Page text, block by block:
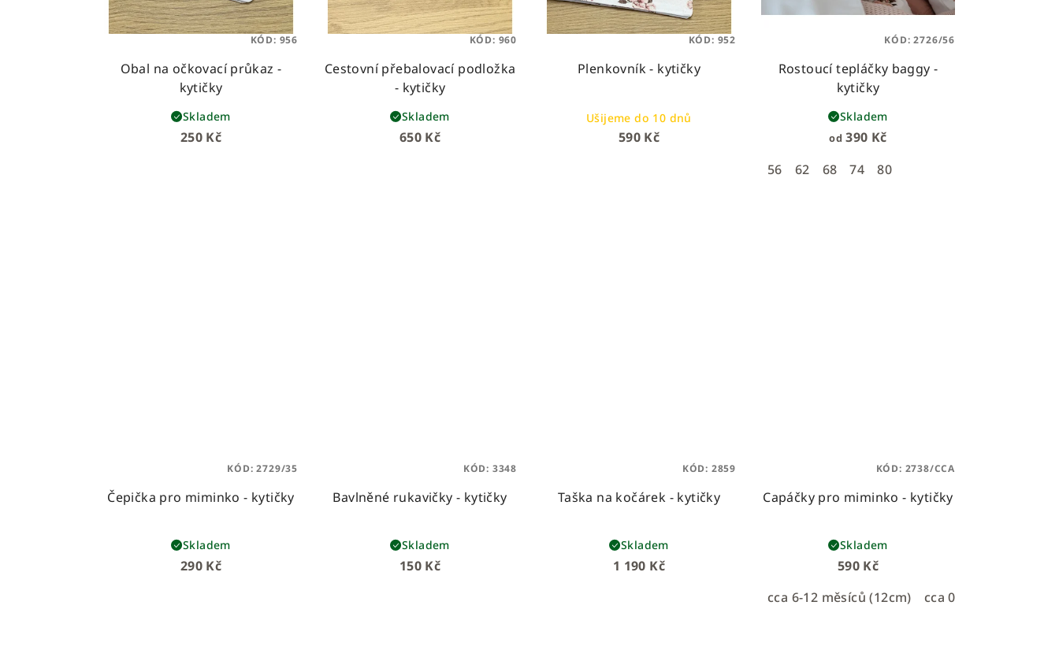
Obal na očkovací průkaz -
kytičky
250 Kč
Skladem
KÓD: 956
Cestovní přebalovací podložka
- kytičky
650 Kč
Skladem
KÓD: 960
Plenkovník - kytičky
590 Kč
Ušijeme do 10 dnů
KÓD: 952
Rostoucí tepláčky baggy -
kytičky
od 390 Kč
56
62 68 74 80
Skladem
KÓD:2726/56
Čepička pro miminko - kytičky
290 Kč
Skladem
KÓD:2729/35
Bavlněné rukavičky - kytičky
150 Kč
Skladem
KÓD: 3348
Taška na kočárek - kytičky
1 190 Kč
Skladem
KÓD: 2859
Capáčky pro miminko - kytičky
590 Kč
cca 6-12 měsíců (12cm)
cca 0-6 měsíců
Skladem
KÓD: 2738/CCA